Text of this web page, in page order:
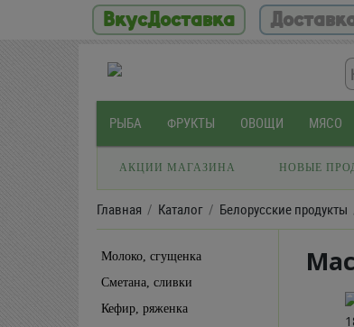
ВкусДоставка
РЫБА ФРУКТЫ ОВОЩИ МЯСО
АКЦИИ МАГАЗИНА НОВЫЕ
Главная Каталог Белорусские продукты
Молоко, сгущенка
Сметана, сливки
Кефир, ряженка